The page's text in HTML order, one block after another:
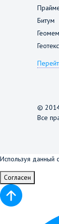
Битум
©
Все
Используя данный
Согласен